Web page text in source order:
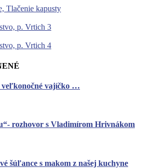
Tlačenie kapusty
p. Vrtich 3
p. Vrtich 4
vajíčko …
rozhovor s Vladimírom Hrivnákom
šúľance s makom z našej kuchyne